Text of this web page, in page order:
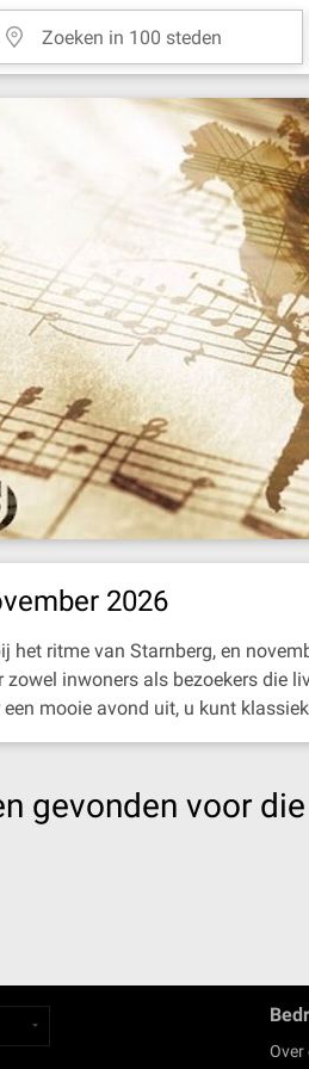
2026
het ritme van Starnberg, en
inwoners als bezoekers die
mooie avond uit, u kunt
gevonden voor
Over